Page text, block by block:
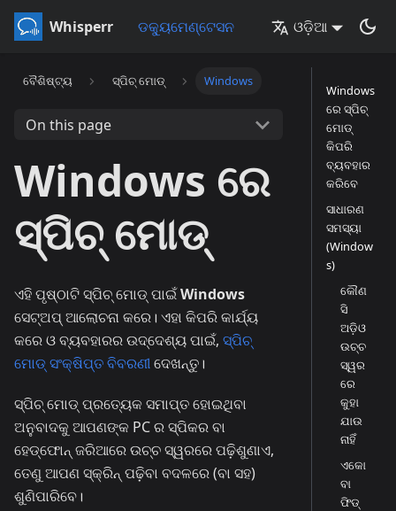
Whisperr ଡକ୍ୟୁମେଣ୍ଟେସନ ଓଡ଼ିଆ
ବୈଶିଷ୍ଟ୍ୟ ସ୍ପିଚ୍ ମୋଡ୍ Windows
On this page
Windows ରେ
ସ୍ପିଚ୍ ମୋଡ୍
ଏହି ପୃଷ୍ଠାଟି ସ୍ପିଚ୍ ମୋଡ୍ ପାଇଁWindows
ସେଟ୍‌ଅପ୍ ଆଲୋଚନା କରେ। ଏହା କିପରି କାର୍ଯ୍ୟ
କରେ ଓ ବ୍ୟବହାରର ଉଦ୍ଦେଶ୍ୟ ପାଇଁ, ସ୍ପିଚ୍
ମୋଡ୍ ସଂକ୍ଷିପ୍ତ ବିବରଣୀଦେଖନ୍ତୁ।
ସ୍ପିଚ୍ ମୋଡ୍ ପ୍ରତ୍ୟେକ ସମାପ୍ତ ହୋଇଥିବା
ଅନୁବାଦକୁ ଆପଣଙ୍କ PC ର ସ୍ପିକର ବା
ହେଡ୍‌ଫୋନ୍ ଜରିଆରେ ଉଚ୍ଚ ସ୍ୱରରେ ପଢ଼ିଶୁଣାଏ,
ତେଣୁ ଆପଣ ସ୍କ୍ରିନ୍ ପଢ଼ିବା ବଦଳରେ (ବା ସହ)
ଶୁଣିପାରିବେ।
Windows
ରେ ସ୍ପିଚ୍
ମୋଡ୍
କିପରି
ବ୍ୟବହାର
କରିବେ
ସାଧାରଣ
ସମସ୍ୟା
(Window
s)
କୌଣ
ସି
ଅଡ଼ିଓ
ଉଚ୍ଚ
ସ୍ୱର
ରେ
କୁହା
ଯାଉ
ନାହିଁ
ଏକୋ
ବା
ଫିଡ୍‌